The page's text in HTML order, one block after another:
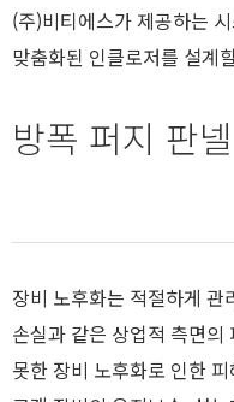
(주)비티에스가 제공하는
맞춤화된 인클로저를 설계
방폭 퍼지 판넬
장비 노후화는 적절하게 관
손실과 같은 상업적 측면의
못한 장비 노후화로 인한